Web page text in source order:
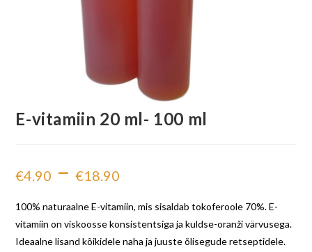
E-vitamiin 20 ml- 100 ml
€4.90 – €18.90
100% naturaalne E-vitamiin, mis sisaldab tokoferoole 70%. E-
vitamiin on viskoosse konsistentsiga ja kuldse-oranži värvusega.
Ideaalne lisand kõikidele naha ja juuste õlisegude retseptidele.